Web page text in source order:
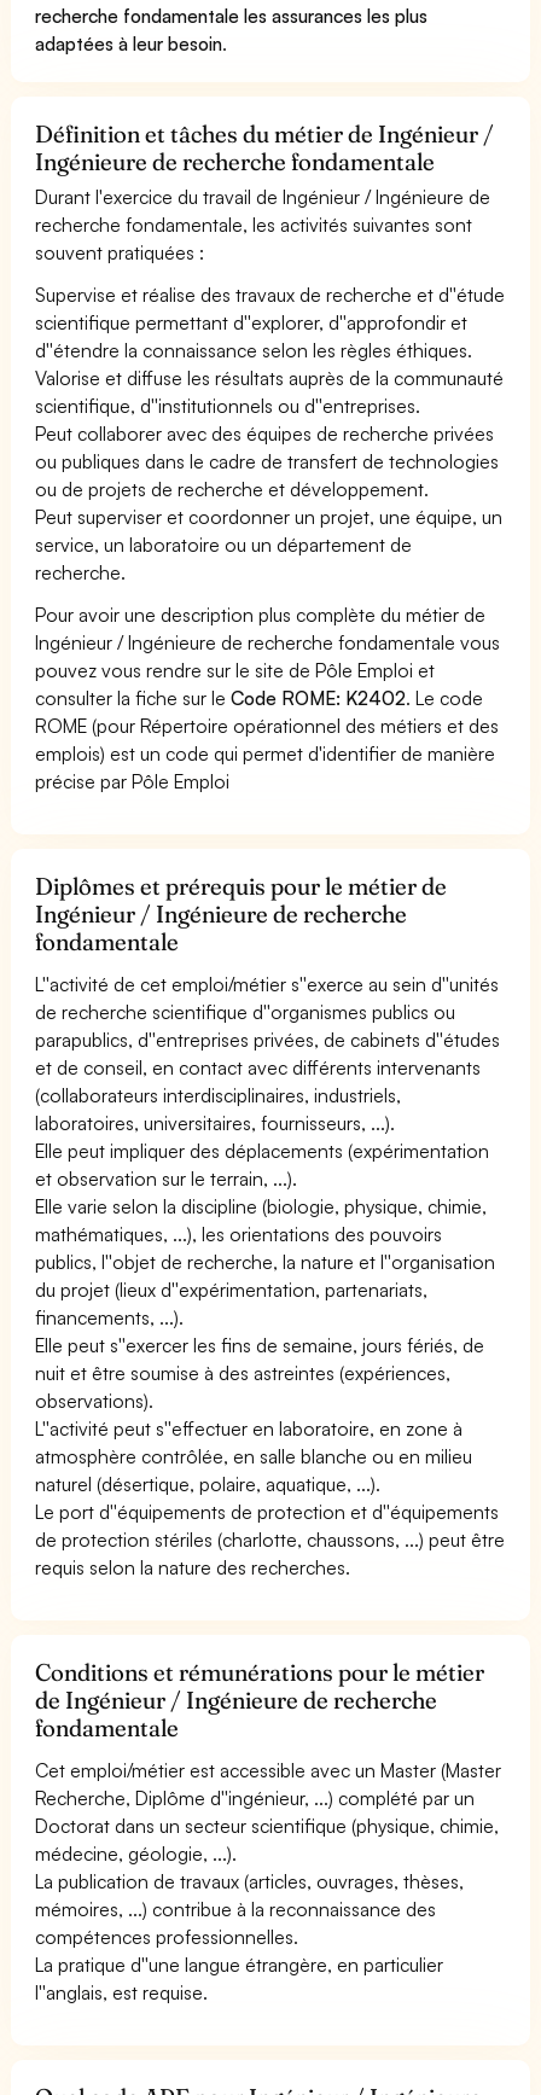
recherche fondamentale les assurances les plus
adaptées à leur besoin.
Définition et tâches du métier de Ingénieur /
Ingénieure de recherche fondamentale
Durant l'exercice du travail de Ingénieur / Ingénieure de
recherche fondamentale, les activités suivantes sont
souvent pratiquées :
Supervise et réalise des travaux de recherche et d''étude
scientifique permettant d''explorer, d''approfondir et
d''étendre la connaissance selon les règles éthiques.
Valorise et diffuse les résultats auprès de la communauté
scientifique, d''institutionnels ou d''entreprises.
Peut collaborer avec des équipes de recherche privées
ou publiques dans le cadre de transfert de technologies
ou de projets de recherche et développement.
Peut superviser et coordonner un projet, une équipe, un
service, un laboratoire ou un département de
recherche.
Pour avoir une description plus complète du métier de
Ingénieur / Ingénieure de recherche fondamentale vous
pouvez vous rendre sur le site de Pôle Emploi et
consulter la fiche sur leCode ROME: K2402. Le code
ROME (pour Répertoire opérationnel des métiers et des
emplois) est un code qui permet d'identifier de manière
précise par Pôle Emploi
Diplômes et prérequis pour le métier de
Ingénieur / Ingénieure de recherche
fondamentale
L''activité de cet emploi/métier s''exerce au sein d''unités
de recherche scientifique d''organismes publics ou
parapublics, d''entreprises privées, de cabinets d''études
et de conseil, en contact avec différents intervenants
(collaborateurs interdisciplinaires, industriels,
laboratoires, universitaires, fournisseurs, ...).
Elle peut impliquer des déplacements (expérimentation
et observation sur le terrain, ...).
Elle varie selon la discipline (biologie, physique, chimie,
mathématiques, ...), les orientations des pouvoirs
publics, l''objet de recherche, la nature et l''organisation
du projet (lieux d''expérimentation, partenariats,
financements, ...).
Elle peut s''exercer les fins de semaine, jours fériés, de
nuit et être soumise à des astreintes (expériences,
observations).
L''activité peut s''effectuer en laboratoire, en zone à
atmosphère contrôlée, en salle blanche ou en milieu
naturel (désertique, polaire, aquatique, ...).
Le port d''équipements de protection et d''équipements
de protection stériles (charlotte, chaussons, ...) peut être
requis selon la nature des recherches.
Conditions et rémunérations pour le métier
de Ingénieur / Ingénieure de recherche
fondamentale
Cet emploi/métier est accessible avec un Master (Master
Recherche, Diplôme d''ingénieur, ...) complété par un
Doctorat dans un secteur scientifique (physique, chimie,
médecine, géologie, ...).
La publication de travaux (articles, ouvrages, thèses,
mémoires, ...) contribue à la reconnaissance des
compétences professionnelles.
La pratique d''une langue étrangère, en particulier
l''anglais, est requise.